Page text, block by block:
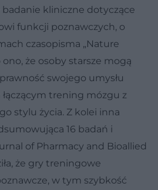
kliniczne dotyczące
funkcji poznawczych, o
czasopisma „Nature
ono, że osoby starsze mogą
swojego umysłu
trening mózgu z
stylu życia. Z kolei inna
16 badań i
of Pharmacy and Bioallied
że gry treningowe
w tym szybkość